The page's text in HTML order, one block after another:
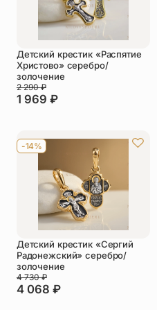
Детский крестик «Распятие
Христово» серебро/
золочение
1 969 ₽
2 290₽
-14%
Детский крестик «Сергий
Радонежский» серебро/
золочение
4 068 ₽
4 730₽